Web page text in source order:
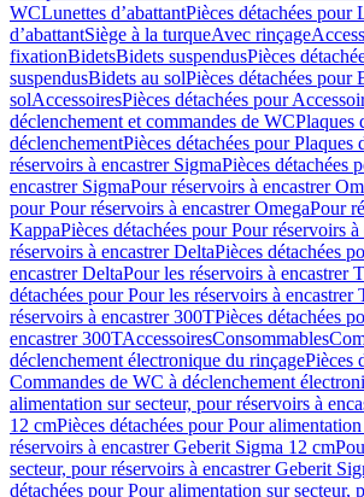
WCLunettes d’abattantPièces détachées pour
d’abattantSiège à la turqueAvec rinçage
fixationBidetsBidets suspendusPièces
suspendusBidets au solPièces détachées pour
solAccessoiresPièces détachées pour
déclenchement et commandes de WCPlaques
déclenchementPièces détachées pour Plaques
réservoirs à encastrer SigmaPièces détachées
encastrer SigmaPour réservoirs à encastrer
pour Pour réservoirs à encastrer OmegaPour
KappaPièces détachées pour Pour réservoirs
réservoirs à encastrer DeltaPièces détachées
encastrer DeltaPour les réservoirs à encastrer
détachées pour Pour les réservoirs à encastrer
réservoirs à encastrer 300TPièces détachées
encastrer 300TAccessoiresConsommables
déclenchement électronique du rinçagePièces
Commandes de WC à déclenchement
alimentation sur secteur, pour réservoirs à
12 cmPièces détachées pour Pour
réservoirs à encastrer Geberit Sigma 12 cm
secteur, pour réservoirs à encastrer Geberit
détachées pour Pour alimentation sur secteur,